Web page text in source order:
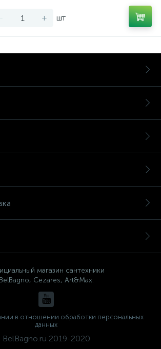
- + шт
магазин сантехники
BelBagno, Cezares, Art&Max.
в отношении обработки персональных
данных
BelBagno.ru 2019-2020